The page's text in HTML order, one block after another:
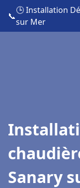
📞
🕒 Installation
sur Mer
Sanary